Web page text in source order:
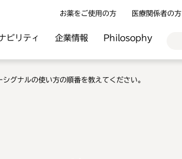
お薬をご使用の方 医療関係者の方
ビリティ 企業情報 Philosophy
シグナルの使い方の順番を教えてください。